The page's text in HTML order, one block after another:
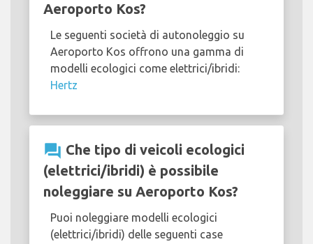
Aeroporto Kos?
Le seguenti società di autonoleggio su
Aeroporto Kos offrono una gamma di
modelli ecologici come elettrici/ibridi:
Hertz
question_answer Che tipo di veicoli ecologici
(elettrici/ibridi) è possibile
noleggiare su Aeroporto Kos?
Puoi noleggiare modelli ecologici
(elettrici/ibridi) delle seguenti case